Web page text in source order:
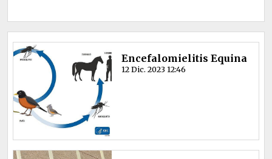
Encefalomielitis Equina
12 Dic. 2023 12:46